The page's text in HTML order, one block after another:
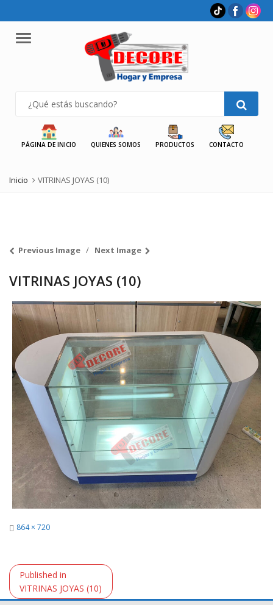
Menu
PÁGINA DE INICIO QUIENES SOMOS PRODUCTOS CONTACTO
Inicio VITRINAS JOYAS (10)
Previous Image Next Image
VITRINAS JOYAS (10)
Full
864 × 720
Navegación
de
entradas
Published in
VITRINAS JOYAS (10)